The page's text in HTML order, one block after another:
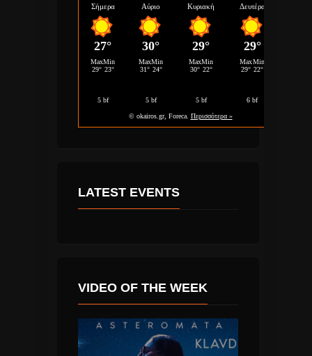
LATEST EVENTS
VIDEO OF THE WEEK